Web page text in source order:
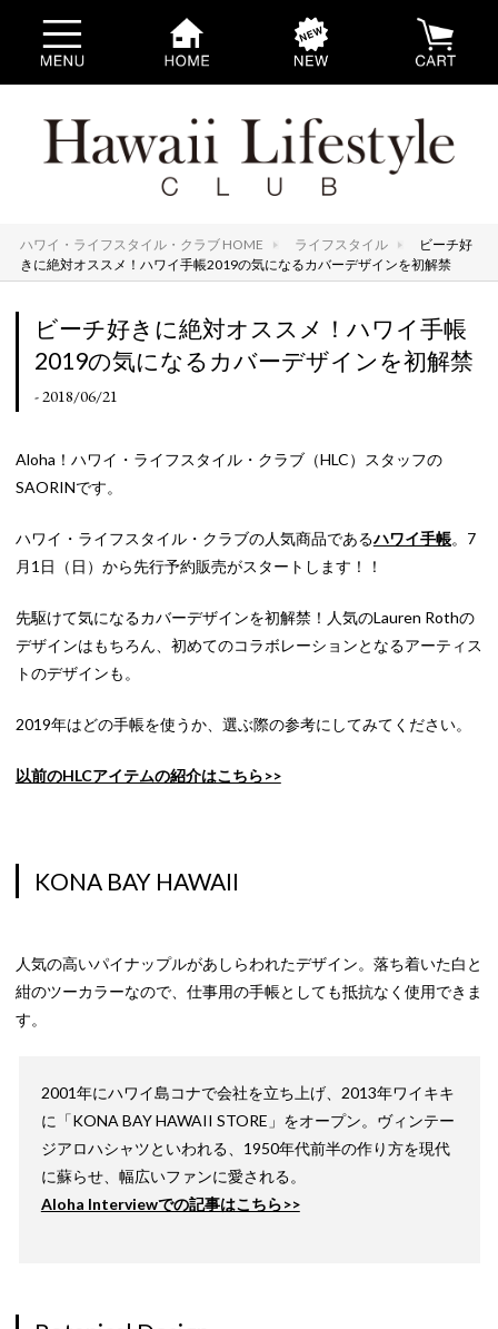
ハワイ・ライフスタイル・クラブ HOME ライフスタイル
ビーチ好
きに絶対オススメ！ハワイ手帳2019の気になるカバーデザインを初解禁
ビーチ好きに絶対オススメ！ハワイ手帳
2019の気になるカバーデザインを初解禁
- 2018/06/21
Aloha！ハワイ・ライフスタイル・クラブ（HLC）スタッフの
SAORINです。
ハワイ・ライフスタイル・クラブの人気商品であるハワイ手帳。7
月1日（日）から先行予約販売がスタートします！！
先駆けて気になるカバーデザインを初解禁！人気のLauren Rothの
デザインはもちろん、初めてのコラボレーションとなるアーティス
トのデザインも。
2019年はどの手帳を使うか、選ぶ際の参考にしてみてください。
以前のHLCアイテムの紹介はこちら>>
KONA BAY HAWAII
人気の高いパイナップルがあしらわれたデザイン。落ち着いた白と
紺のツーカラーなので、仕事用の手帳としても抵抗なく使用できま
す。
2001年にハワイ島コナで会社を立ち上げ、2013年ワイキキ
に「KONA BAY HAWAII STORE」をオープン。ヴィンテー
ジアロハシャツといわれる、1950年代前半の作り方を現代
に蘇らせ、幅広いファンに愛される。
Aloha Interviewでの記事はこちら>>